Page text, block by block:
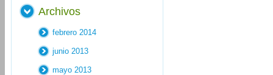
Archivos
febrero 2014
junio 2013
mayo 2013